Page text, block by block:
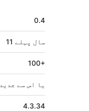
0.4
11 سال پہلے
100+
3.8 یا اس سے جدید
4.3.34